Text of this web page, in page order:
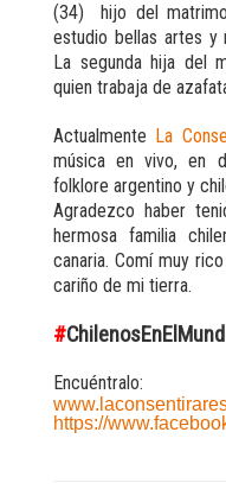
(34) hijo del
estudio bellas artes y
La segunda hija del
quien trabaja de
Actualmente La
música en vivo, en
folklore argentino y
Agradezco haber
hermosa familia
canaria. Comí muy
cariño de mi tierra.
#
Encuéntralo:
https://